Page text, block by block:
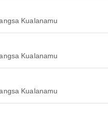
Kualanamu
Kualanamu
Kualanamu